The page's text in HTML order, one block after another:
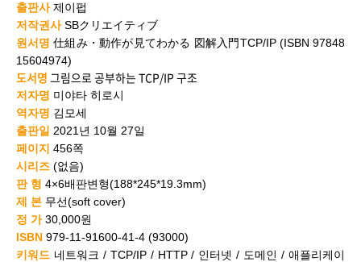
출판사 제이펍
저작권사 SBクリエイティブ
원서명 仕組み・動作が見てわかる 図解入門TCP/IP (ISBN 97848
15604974)
도서명 그림으로 공부하는 TCP/IP 구조
저자명 미야타 히로시
역자명 김모세
출판일 2021년 10월 27일
페이지 456쪽
시리즈 (없음)
판 형 4×6배판변형(188*245*19.3mm)
제 본 무선(soft cover)
정 가 30 ,000원
ISBN 979-11-91600-41-4 (93000)
키워드 네트워크 / TCP/IP / HTTP / 인터넷/ 도메인/애플리케이